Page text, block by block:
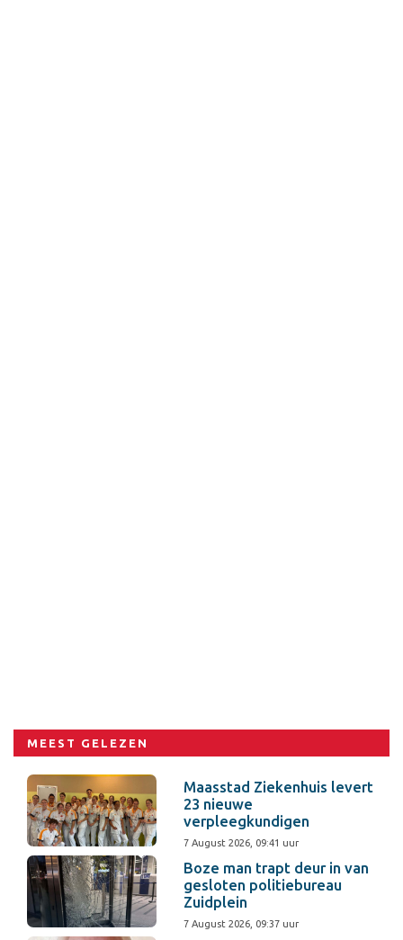
MEEST GELEZEN
Maasstad Ziekenhuis levert
23 nieuwe
verpleegkundigen
7 August 2026, 09:41 uur
Boze man trapt deur in van
gesloten politiebureau
Zuidplein
7 August 2026, 09:37 uur